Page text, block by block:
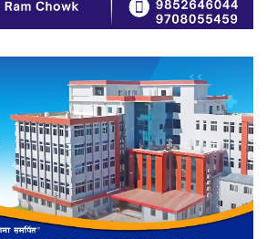
नेपोलिस विश्वविद्यालयसँग इक्यान झापाको
फरार अभियुक्त ओलीसामु झापा प्रहरी निरीह